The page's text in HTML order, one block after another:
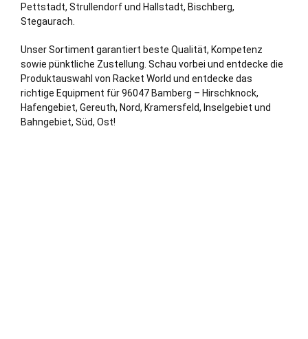
Pettstadt, Strullendorf und Hallstadt, Bischberg,
Stegaurach.
Unser Sortiment garantiert beste Qualität, Kompetenz
sowie pünktliche Zustellung. Schau vorbei und entdecke die
Produktauswahl von Racket World und entdecke das
richtige Equipment für 96047 Bamberg – Hirschknock,
Hafengebiet, Gereuth, Nord, Kramersfeld, Inselgebiet und
Bahngebiet, Süd, Ost!